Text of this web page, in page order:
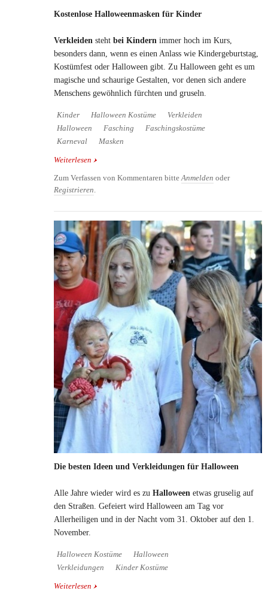
Kostenlose Halloweenmasken für Kinder
Verkleiden steht bei Kindern immer hoch im Kurs,
besonders dann, wenn es einen Anlass wie Kindergeburtstag,
Kostümfest oder Halloween gibt. Zu Halloween geht es um
magische und schaurige Gestalten, vor denen sich andere
Menschens gewöhnlich fürchten und gruseln.
Kinder Halloween Kostüme
Verkleiden
Halloween
Fasching
Faschingskostüme
Karneval
Masken
Weiterlesen über Kostenlose Halloweenmasken für Kinder
Zum Verfassen von Kommentaren bitte Anmelden oder
Registrieren
Die besten Ideen und Verkleidungen für Halloween
Alle Jahre wieder wird es zu Halloween etwas gruselig auf
den Straßen. Gefeiert wird Halloween am Tag vor
Allerheiligen und in der Nacht vom 31. Oktober auf den 1.
November.
Halloween Kostüme
Halloween
Verkleidungen
Kinder Kostüme
Weiterlesen über Die besten Ideen und Verkleidungen für